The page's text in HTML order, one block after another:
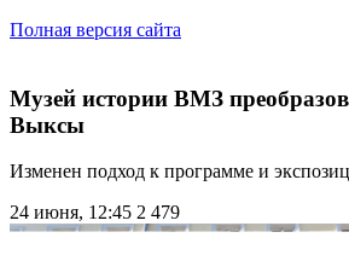
Полная версия сайта
Музей истории ВМЗ
Выксы
Изменен подход к программе и
24 июня, 12:45 2 479